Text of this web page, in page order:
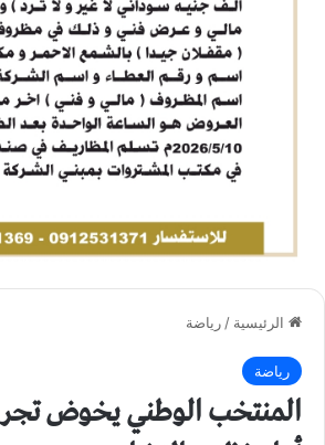
الرئيسية /رياضة
رياضة
المنتخب الوطني يخوض